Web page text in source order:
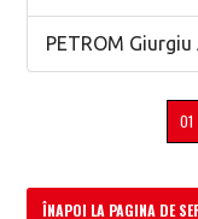
PETROM
01
ÎNAPOI LA PAGINA DE